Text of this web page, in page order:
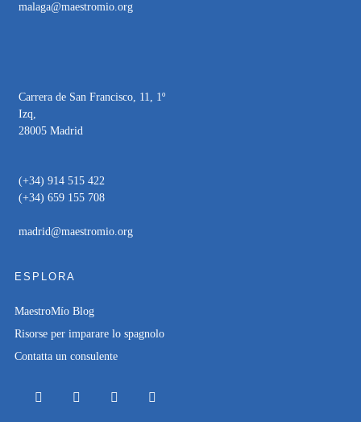
malaga@maestromio.org
Carrera de San Francisco, 11, 1º
Izq,
28005 Madrid
(+34) 914 515 422
(+34) 659 155 708
madrid@maestromio.org
ESPLORA
MaestroMío Blog
Risorse per imparare lo spagnolo
Contatta un consulente